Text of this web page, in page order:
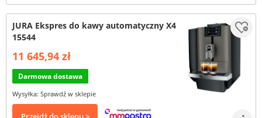
JURA Ekspres do kawy automatyczny X4
15544
11 645,94 zł
Darmowa dostawa
Wysyłka: Sprawdź w sklepie